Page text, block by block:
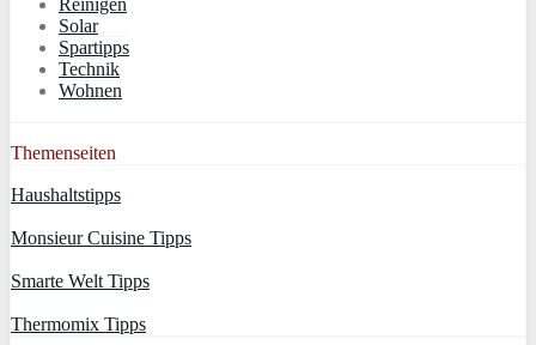
Solar
Spartipps
Technik
Wohnen
Themenseiten
Haushaltstipps
Monsieur Cuisine Tipps
Smarte Welt Tipps
Thermomix Tipps